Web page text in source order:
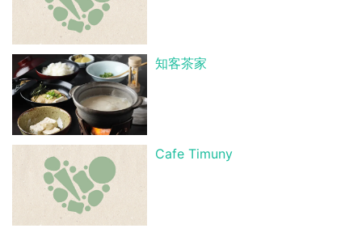
知客茶家
Cafe Timuny